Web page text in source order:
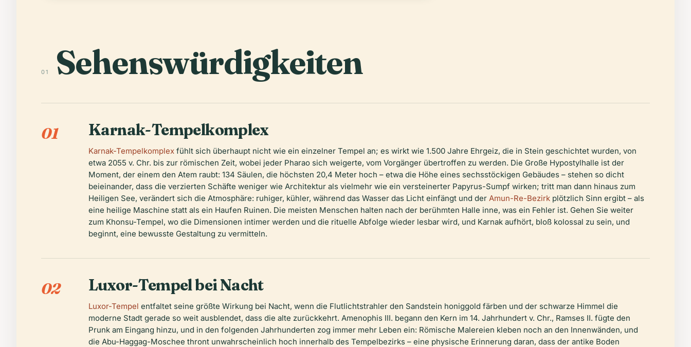
01 Sehenswürdigkeiten
01 Karnak-Tempelkomplex
Karnak-Tempelkomplex fühlt sich überhaupt nicht wie ein einzelner Tempel an; es wirkt wie 1.500 Jahre Ehrgeiz, die in Stein geschichtet wurden, von
etwa 2055 v. Chr. bis zur römischen Zeit, wobei jeder Pharao sich weigerte, vom Vorgänger übertroffen zu werden. Die Große Hypostylhalle ist der
Moment, der einem den Atem raubt: 134 Säulen, die höchsten 20,4 Meter hoch – etwa die Höhe eines sechsstöckigen Gebäudes – stehen so dicht
beieinander, dass die verzierten Schäfte weniger wie Architektur als vielmehr wie ein versteinerter Papyrus-Sumpf wirken; tritt man dann hinaus zum
Heiligen See, verändert sich die Atmosphäre: ruhiger, kühler, während das Wasser das Licht einfängt und der Amun-Re-Bezirk plötzlich Sinn ergibt – als
eine heilige Maschine statt als ein Haufen Ruinen. Die meisten Menschen halten nach der berühmten Halle inne, was ein Fehler ist. Gehen Sie weiter
zum Khonsu-Tempel, wo die Dimensionen intimer werden und die rituelle Abfolge wieder lesbar wird, und Karnak aufhört, bloß kolossal zu sein, und
beginnt, eine bewusste Gestaltung zu vermitteln.
02 Luxor-Tempel bei Nacht
Luxor-Tempel entfaltet seine größte Wirkung bei Nacht, wenn die Flutlichtstrahler den Sandstein honiggold färben und der schwarze Himmel die
moderne Stadt gerade so weit ausblendet, dass die alte zurückkehrt. Amenophis III. begann den Kern im 14. Jahrhundert v. Chr., Ramses II. fügte den
Prunk am Eingang hinzu, und in den folgenden Jahrhunderten zog immer mehr Leben ein: Römische Malereien kleben noch an den Innenwänden, und
die Abu-Haggag-Moschee thront unwahrscheinlich hoch innerhalb des Tempelbezirks – eine physische Erinnerung daran, dass der antike Boden